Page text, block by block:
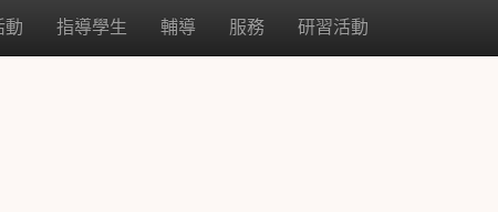
動 指導學生 輔導 服務 研習活動